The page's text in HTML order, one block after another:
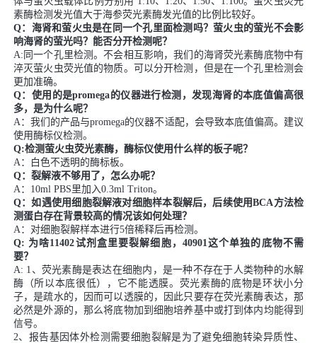
素酶检测发光值大于海参荧光素酶发光值的比例比较好。
Q：海肾和萤火虫是在同一个孔里面检测吗？萤火虫的萤光不会影
响海肾的萤光吗？能否分开检测呢？
A:同一个孔里检测。不会相互影响，我们的海肾荧光素酶底物中有
淬灭萤火虫荧光值的物质。可以分开检测，但是在一个孔里检测会
更加准确。
Q：使用的是promega的仪器进行检测，发现海肾的本底值偏高很
多，是为什么呢？
A：我们的产品与promega的仪器不适配，会导致本底值偏高。建议
使用酶标仪检测。
Q:检测萤火虫荧光素酶，酶标仪使用什么样的板子呢？
A：白色不透明的酶标板。
Q：裂解液不够用了，怎么办呢？
A：10ml PBS里加入0.3ml Triton。
Q：如遇使用细胞裂解液对细胞样本裂解后，后续使用BCA方法检
测蛋白存在背景较高的情况该如何处理？
A：对细胞裂解样本进行5倍稀释后再检测。
Q: 为啥11402试剂盒里要裂解细胞，40901这个单独的底物不需
要？
A: 1、荧光素酶是表达在细胞内，是一种不存在于人类物种的水解
酶（所以本底很低），它不能透膜。荧光素酶的底物是环状小分
子，是疏水的，因而可以透膜的，因此只要存在荧光素酶表达，那
必然是外源的，那么将底物加到细胞培养基中或打到体内均能得到
信号。
2、报告基因体外检测需要细胞裂解是为了避免细胞转染异质性、